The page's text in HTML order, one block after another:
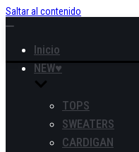
Saltar al contenido
navegación
Inicio
NEW♥
TOPS
SWEATERS
CARDIGAN